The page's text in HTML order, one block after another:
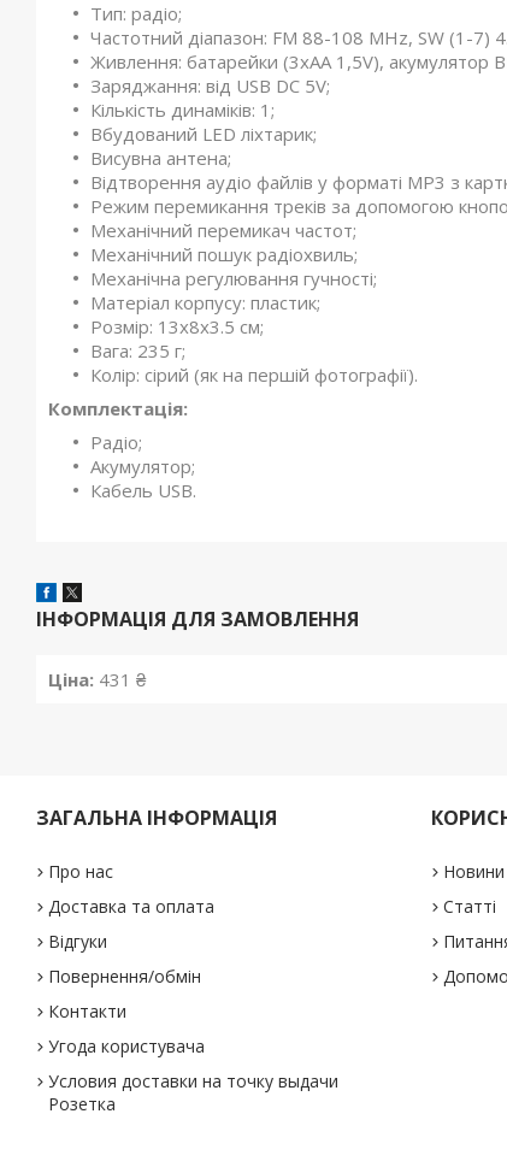
Тип: радіо;
Частотний діапазон: FM 88-108 MHz, SW (1-7)
Живлення: батарейки (3хАА 1,5V), акумулятор
Заряджання: від USB DC 5V;
Кількість динаміків: 1;
Вбудований LED ліхтарик;
Висувна антена;
Відтворення аудіо файлів у форматі MP3 з
Режим перемикання треків за допомогою
Механічний перемикач частот;
Механічний пошук радіохвиль;
Механічна регулювання гучності;
Матеріал корпусу: пластик;
Розмір: 13х8х3.5 см;
Вага: 235 г;
Колір: сірий (як на першій фотографії).
Комплектація:
Радіо;
Акумулятор;
Кабель USB.
ІНФОРМАЦІЯ ДЛЯ ЗАМОВЛЕННЯ
Ціна: 431 ₴
ЗАГАЛЬНА ІНФОРМАЦІЯ
Про нас
Доставка та оплата
Відгуки
Повернення/обмін
Контакти
Угода користувача
Условия доставки на точку выдачи
Розетка
Новини
Статті